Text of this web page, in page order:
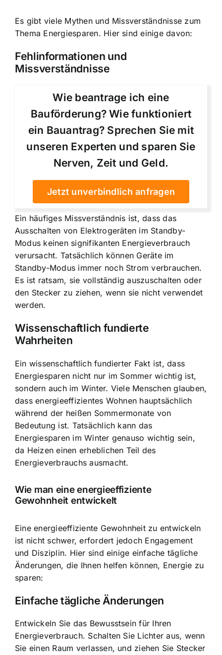
Es gibt viele Mythen und Missverständnisse zum
Thema Energiesparen. Hier sind einige davon:
Fehlinformationen und
Missverständnisse
Wie beantrage ich eine
Bauförderung? Wie funktioniert
ein Bauantrag? Sprechen Sie mit
unseren Experten und sparen Sie
Nerven, Zeit und Geld.
Jetzt unverbindlich anfragen
Ein häufiges Missverständnis ist, dass das
Ausschalten von Elektrogeräten im Standby-
Modus keinen signifikanten Energieverbrauch
verursacht. Tatsächlich können Geräte im
Standby-Modus immer noch Strom verbrauchen.
Es ist ratsam, sie vollständig auszuschalten oder
den Stecker zu ziehen, wenn sie nicht verwendet
werden.
Wissenschaftlich fundierte
Wahrheiten
Ein wissenschaftlich fundierter Fakt ist, dass
Energiesparen nicht nur im Sommer wichtig ist,
sondern auch im Winter. Viele Menschen glauben,
dass energieeffizientes Wohnen hauptsächlich
während der heißen Sommermonate von
Bedeutung ist. Tatsächlich kann das
Energiesparen im Winter genauso wichtig sein,
da Heizen einen erheblichen Teil des
Energieverbrauchs ausmacht.
Wie man eine energieeffiziente
Gewohnheit entwickelt
Eine energieeffiziente Gewohnheit zu entwickeln
ist nicht schwer, erfordert jedoch Engagement
und Disziplin. Hier sind einige einfache tägliche
Änderungen, die Ihnen helfen können, Energie zu
sparen:
Einfache tägliche Änderungen
Entwickeln Sie das Bewusstsein für Ihren
Energieverbrauch. Schalten Sie Lichter aus, wenn
Sie einen Raum verlassen, und ziehen Sie Stecker